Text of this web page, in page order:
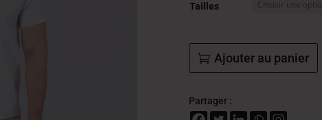
Tailles
Ajouter au panier
Partager :